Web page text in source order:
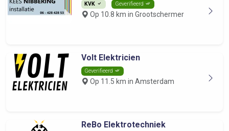
KVK Geverifieerd
Op 10.8 km in Grootschermer
Volt Elektricien
Geverifieerd
Op 11.5 km in Amsterdam
ReBo Elektrotechniek